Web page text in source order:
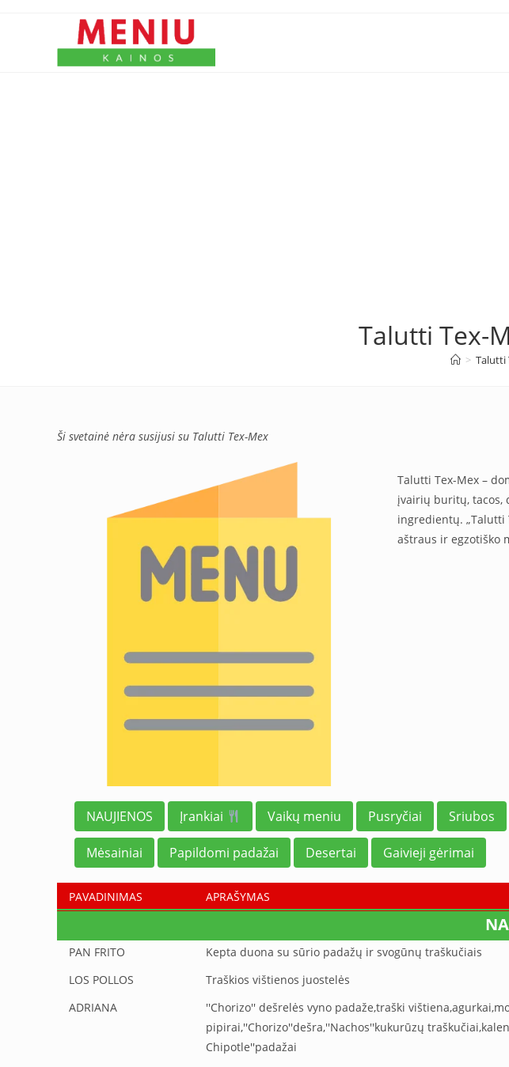
Talutti Tex-
> Talutti
Ši svetainė nėra susijusi su Talutti Tex-Mex
Talutti Tex-Mex –
įvairių buritų, tacos,
ingredientų. „Talutti
aštraus ir egzotiško
NAUJIENOS Įrankiai Vaikų meniu Pusryčiai Sriubos
Mėsainiai Papildomi padažai Desertai Gaivieji gėrimai
PAVADINIMAS APRAŠYMAS
PAN FRITO Kepta duona su sūrio padažų ir svogūnų traškučiais
LOS POLLOS
Traškios vištienos juostelės
ADRIANA
''Chorizo'' dešrelės vyno padaže,traški
pipirai,''Chorizo''dešra,''Nachos''kukurūzų
Chipotle''padažai